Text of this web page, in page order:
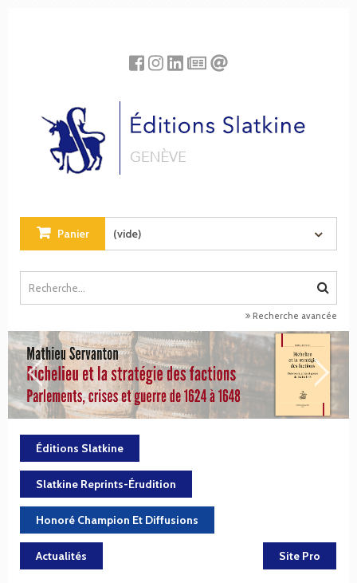
Panier (vide)
Recherche avancée
Éditions Slatkine
Slatkine Reprints-Érudition
Honoré Champion Et Diffusions
Actualités Site Pro